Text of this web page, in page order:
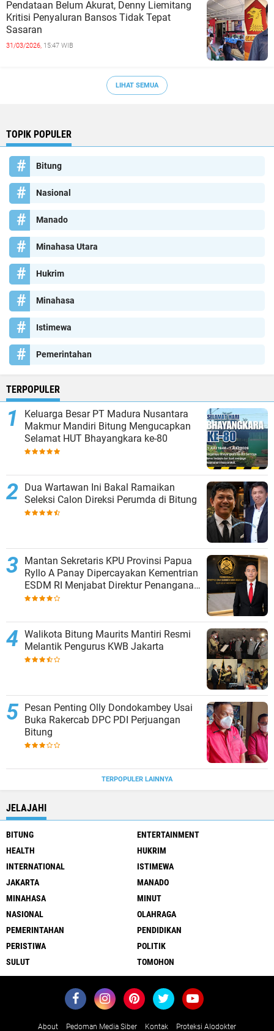
Pendataan Belum Akurat, Denny Liemitang
Kritisi Penyaluran Bansos Tidak Tepat
Sasaran
31/03/2026, 15:47 WIB
LIHAT SEMUA
TOPIK POPULER
Bitung
Nasional
Manado
Minahasa Utara
Hukrim
Minahasa
Istimewa
Pemerintahan
TERPOPULER
Keluarga Besar PT Madura Nusantara
Makmur Mandiri Bitung Mengucapkan
Selamat HUT Bhayangkara ke-80
Dua Wartawan Ini Bakal Ramaikan
Seleksi Calon Direksi Perumda di Bitung
Mantan Sekretaris KPU Provinsi Papua
Ryllo A Panay Dipercayakan Kementrian
ESDM RI Menjabat Direktur Penanganan
Aset Barang Bukti
Walikota Bitung Maurits Mantiri Resmi
Melantik Pengurus KWB Jakarta
Pesan Penting Olly Dondokambey Usai
Buka Rakercab DPC PDI Perjuangan
Bitung
TERPOPULER LAINNYA
JELAJAHI
BITUNG
ENTERTAINMENT
HEALTH
HUKRIM
INTERNATIONAL
ISTIMEWA
JAKARTA
MANADO
MINAHASA
MINUT
NASIONAL
OLAHRAGA
PEMERINTAHAN
PENDIDIKAN
PERISTIWA
POLITIK
SULUT
TOMOHON
About Pedoman Media Siber Kontak Proteksi Alodokter